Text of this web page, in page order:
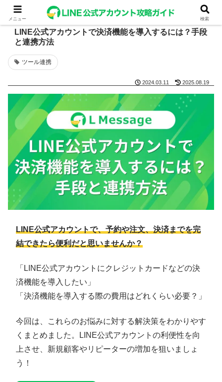
LINE公式アカウントで決済機能を導入するには？手段
と連携方法
ツール連携
2024.03.11 2025.08.19
LINE公式アカウントで、予約や注文、決済までを完
結できたら便利だと思いませんか？
「LINE公式アカウントにクレジットカードなどの決
済機能を導入したい」
「決済機能を導入する際の費用はどれくらい必要？」
今回は、これらのお悩みに対する解決策をわかりやす
くまとめました。LINE公式アカウントの利便性を向
上させ、新規顧客やリピーターの増加を狙いましょ
う！
メニュー 検索